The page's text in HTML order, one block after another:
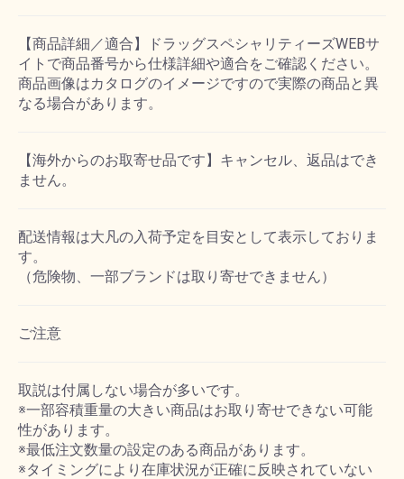
【商品詳細／適合】ドラッグスペシャリティーズWEBサ
イトで商品番号から仕様詳細や適合をご確認ください。
商品画像はカタログのイメージですので実際の商品と異
なる場合があります。
【海外からのお取寄せ品です】キャンセル、返品はでき
ません。
配送情報は大凡の入荷予定を目安として表示しておりま
す。
（危険物、一部ブランドは取り寄せできません）
ご注意
取説は付属しない場合が多いです。
※一部容積重量の大きい商品はお取り寄せできない可能
性があります。
※最低注文数量の設定のある商品があります。
※タイミングにより在庫状況が正確に反映されていない